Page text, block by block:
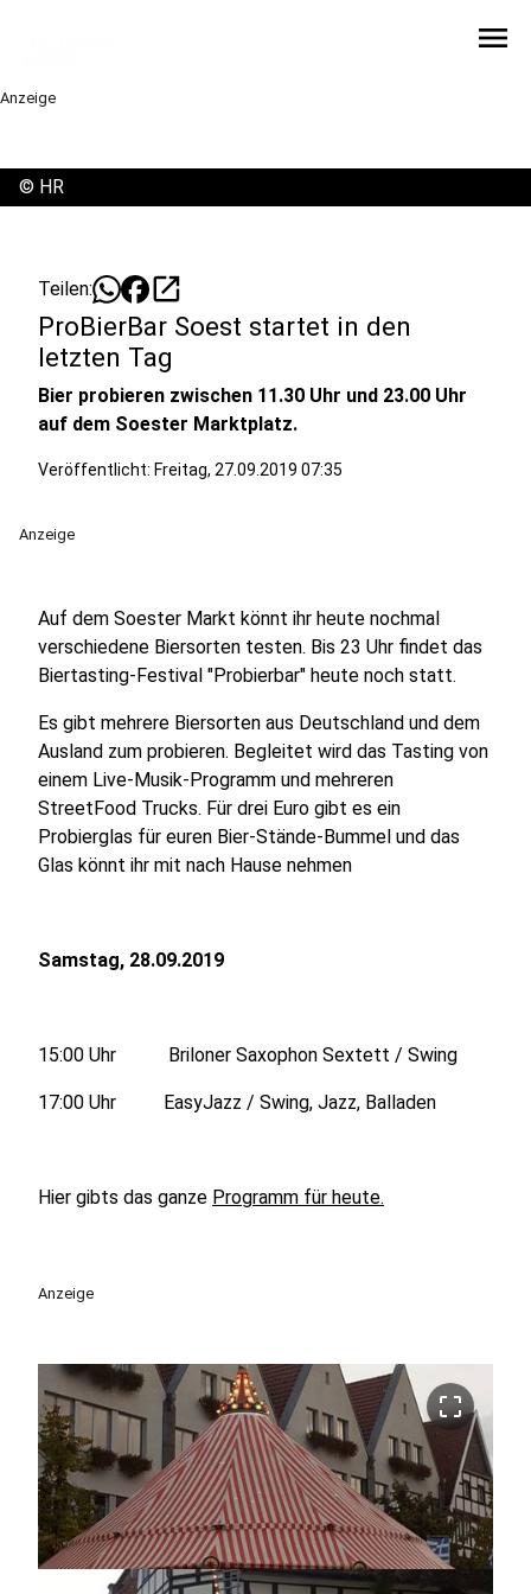
menu
Anzeige
© HR
Teilen: open_in_new
ProBierBar Soest startet in den
letzten Tag
Bier probieren zwischen 11.30 Uhr und 23.00 Uhr
auf dem Soester Marktplatz.
Veröffentlicht: Freitag, 27.09.2019 07:35
Anzeige
Auf dem Soester Markt könnt ihr heute nochmal
verschiedene Biersorten testen. Bis 23 Uhr findet das
Biertasting-Festival "Probierbar" heute noch statt.
Es gibt mehrere Biersorten aus Deutschland und dem
Ausland zum probieren. Begleitet wird das Tasting von
einem Live-Musik-Programm und mehreren
StreetFood Trucks. Für drei Euro gibt es ein
Probierglas für euren Bier-Stände-Bummel und das
Glas könnt ihr mit nach Hause nehmen
Samstag, 28.09.2019
15:00 Uhr Briloner Saxophon Sextett / Swing
17:00 Uhr EasyJazz / Swing, Jazz, Balladen
Hier gibts das ganze Programm für heute.
Anzeige
crop_free